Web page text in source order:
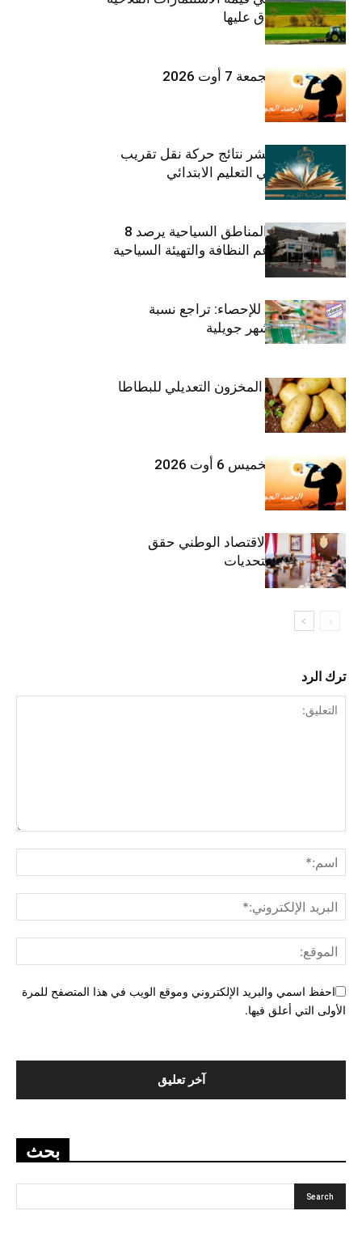
الخاصة المصادق عليها
طقس اليوم الجمعة 7 أوت 2026
وزارة التربية تنشر نتائج حركة نقل تقريب
الأزواج لمدرّسي التعليم الابتدائي
صندوق حماية المناطق السياحية يرصد 8
مليون دينار لدعم النظافة والتهيئة السياحية
المعهد الوطني للإحصاء: تراجع نسبة
التضخم خلال شهر جويلية
وزارة الفلاحة : المخزون التعديلي للبطاطا
بلغ 12392 طنا
طقس اليوم الخميس 6 أوت 2026
وزيرة المالية: الاقتصاد الوطني حقق
مكاسب رغم التحديات
ترك الرد
احفظ اسمي والبريد الإلكتروني وموقع الويب في هذا المتصفح للمرة
الأولى التي أعلق فيها.
بحث